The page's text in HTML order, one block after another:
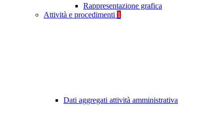
Rappresentazione grafica
Attività e procedimenti 1
Dati aggregati attività amministrativa